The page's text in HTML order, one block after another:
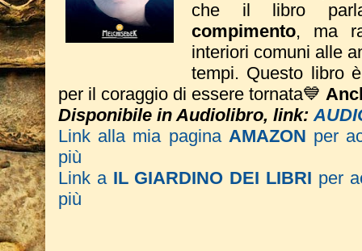
che il libro
compimento, ma
interiori comuni alle
tempi. Questo libro
per il coraggio di essere tornata💙
Disponibile in Audiolibro, link:
Link alla mia pagina AMAZON per
più
Link a IL GIARDINO DEI LIBRI per
più